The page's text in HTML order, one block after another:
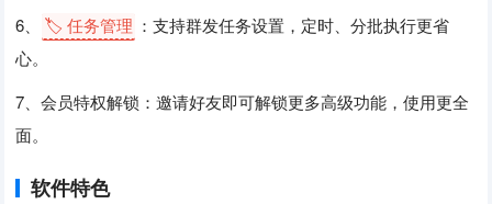
6、
🏷️ 任务管理 ：支持群发任务设置，定时、分批执行更省
心。
7、会员特权解锁：邀请好友即可解锁更多高级功能，使用更全
面。
软件特色